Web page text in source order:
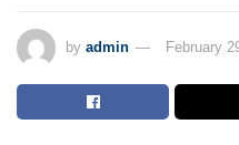
by admin February